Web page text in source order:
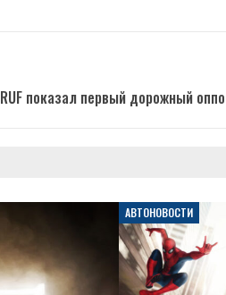
RUF показал первый дорожный
АВТОНОВОСТИ